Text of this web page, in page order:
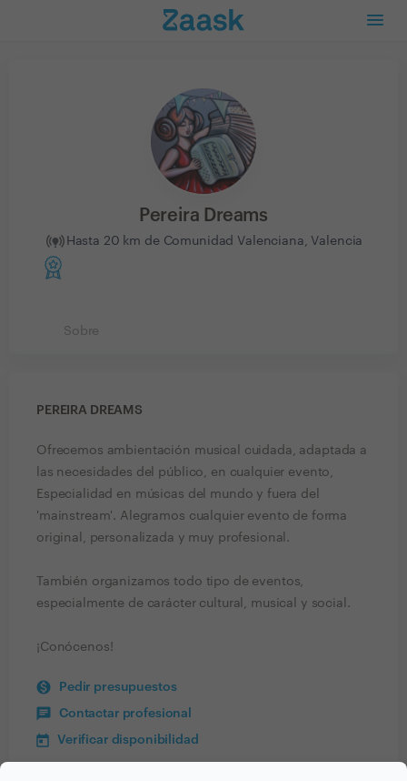
Pereira Dreams
Hasta 20 km de Comunidad Valenciana, Valencia
Sobre
PEREIRA DREAMS
Ofrecemos ambientación musical cuidada, adaptada a
las necesidades del público, en cualquier evento,
Especialidad en músicas del mundo y fuera del
'mainstream'. Alegramos cualquier evento de forma
original, personalizada y muy profesional.
También organizamos todo tipo de eventos,
especialmente de carácter cultural, musical y social.
¡Conócenos!
Pedir presupuestos
Contactar profesional
Verificar disponibilidad